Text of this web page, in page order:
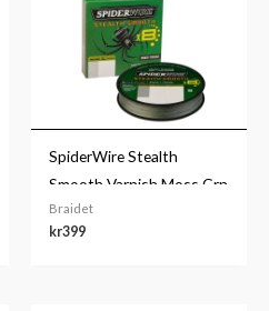
SpiderWire Stealth
Smooth Varnish Moss Grn
150m
Braidet
kr399